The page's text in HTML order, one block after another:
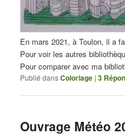
En mars 2021, à Toulon, il a
Pour voir les autres
Pour comparer avec ma
Publié dansColoriage |3
Ouvrage Météo